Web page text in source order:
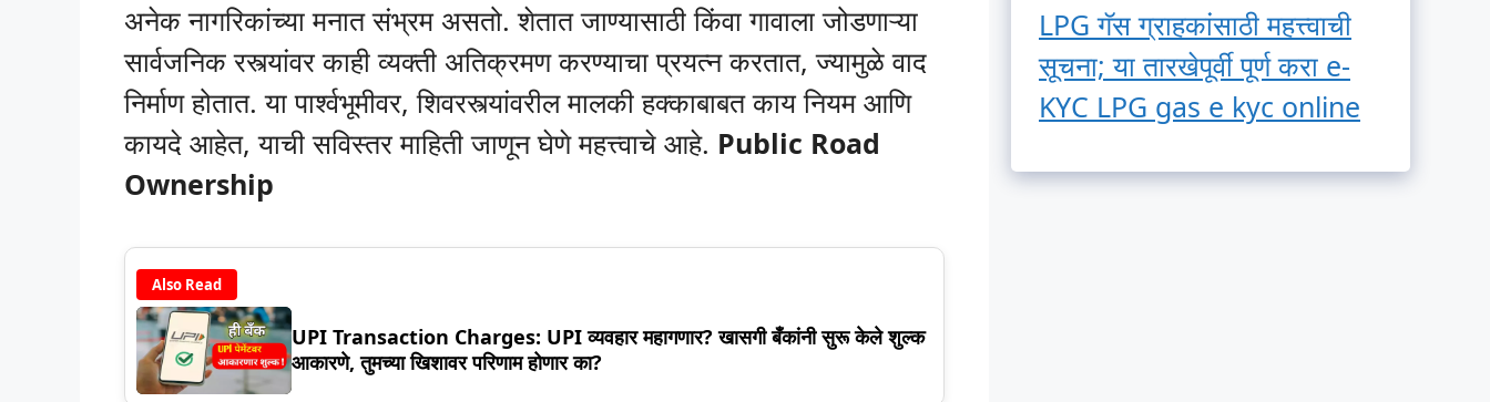
अनेक नागरिकांच्या मनात संभ्रम असतो. शेतात जाण्यासाठी किंवा गावाला जोडणाऱ्या
सार्वजनिक रस्त्यांवर काही व्यक्ती अतिक्रमण करण्याचा प्रयत्न करतात, ज्यामुळे वाद
निर्माण होतात. या पार्श्वभूमीवर, शिवरस्त्यांवरील मालकी हक्काबाबत काय नियम आणि
कायदे आहेत, याची सविस्तर माहिती जाणून घेणे महत्त्वाचे आहे. Public Road
Ownership
Also Read
UPI Transaction Charges: UPI व्यवहार महागणार? खासगी बँकांनी सुरू केले शुल्क
आकारणे, तुमच्या खिशावर परिणाम होणार का?
LPG गॅस ग्राहकांसाठी महत्त्वाची
सूचना; या तारखेपूर्वी पूर्ण करा e-
KYC LPG gas e kyc online